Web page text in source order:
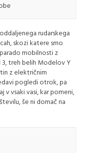
rudarskega
skozi katere smo
mobilnosti z
treh belih Modelov Y
z električnim
pogledi otrok, pa
v vsaki vasi, kar pomeni,
še ni domač na